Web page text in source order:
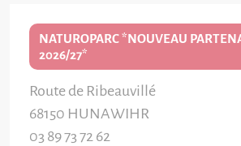
NATUROPARC *NOUVEAU
2026/27*
Route de Ribeauvillé
68150 HUNAWIHR
03 89 73 72 62